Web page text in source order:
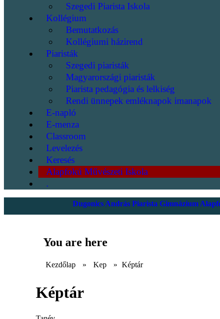
Szegedi Piarista Iskola
Kollégium
Bemutatkozás
Kollégiumi házirend
Piaristák
Szegedi piaristák
Magyarországi piaristák
Piarista pedagógia és lelkiség
Rendi ünnepek emléknapok imanapok
E-napló
E-menza
Classroom
Levelezés
Keresés
Alapfokú Művészeti Iskola
.
Dugonics András Piarista Gimnázium
You are here
Kezdőlap » Kep » Képtár
Képtár